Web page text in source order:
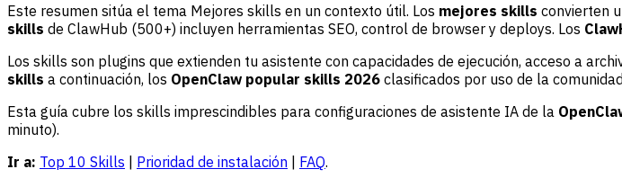
Este resumen sitúa el tema Mejores skills en un contexto útil. Los mejores skills convierten
skills de ClawHub (500+) incluyen herramientas SEO, control de browser y deploys. Los
Los skills son plugins que extienden tu asistente con capacidades de ejecución, acceso a
skills a continuación, los OpenClaw popular skills 2026 clasificados por uso de la
Esta guía cubre los skills imprescindibles para configuraciones de asistente IA de la
minuto).
Ir a: Top 10 Skills | Prioridad de instalación | FAQ.